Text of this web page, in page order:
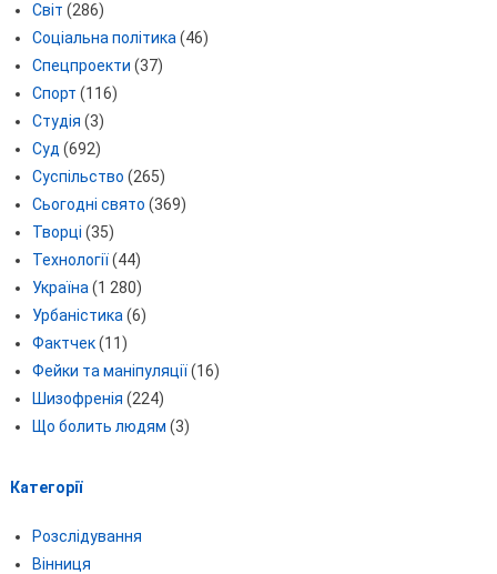
Світ (286)
Соціальна політика (46)
Спецпроекти (37)
Спорт (116)
Студія (3)
Суд (692)
Суспільство (265)
Сьогодні свято (369)
Творці (35)
Технології(44)
Україна (1 280)
Урбаністика (6)
Фактчек(11)
Фейки та маніпуляції(16)
Шизофренія (224)
Що болить людям (3)
Категорії
Розслідування
Вінниця